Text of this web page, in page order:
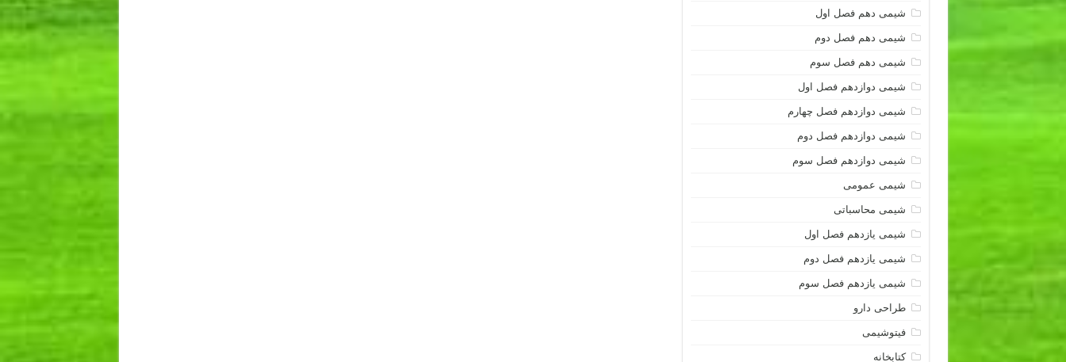
شیمی دهم فصل اول
شیمی دهم فصل دوم
شیمی دهم فصل سوم
شیمی دوازدهم فصل اول
شیمی دوازدهم فصل چهارم
شیمی دوازدهم فصل دوم
شیمی دوازدهم فصل سوم
شیمی عمومی
شیمی محاسباتی
شیمی یازدهم فصل اول
شیمی یازدهم فصل دوم
شیمی یازدهم فصل سوم
طراحی دارو
فیتوشیمی
کتابخانه